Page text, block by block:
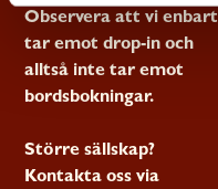
Observera att vi enbart
tar emot drop-in och
alltså inte tar emot
bordsbokningar.
Större sällskap?
Kontakta oss via